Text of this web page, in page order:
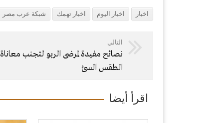
اخبار اخبار اليوم اخبار تهمك شبكة عرب مصر
التالي
نصائح مفيدة لمرضى الربو لتجنب معاناة
الطقس السئ
اقرأ أيضا